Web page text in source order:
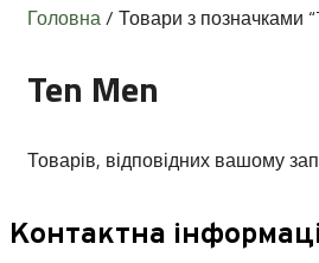
Головна/ Товари з позначками
Ten Men
Товарів, відповідних вашому
Контактна